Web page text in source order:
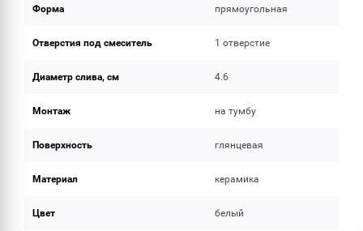
Форма прямоугольная
Отверстия под смеситель 1 отверстие
Диаметр слива, см 4.6
Монтаж на тумбу
Поверхность глянцевая
Материал керамика
Цвет белый